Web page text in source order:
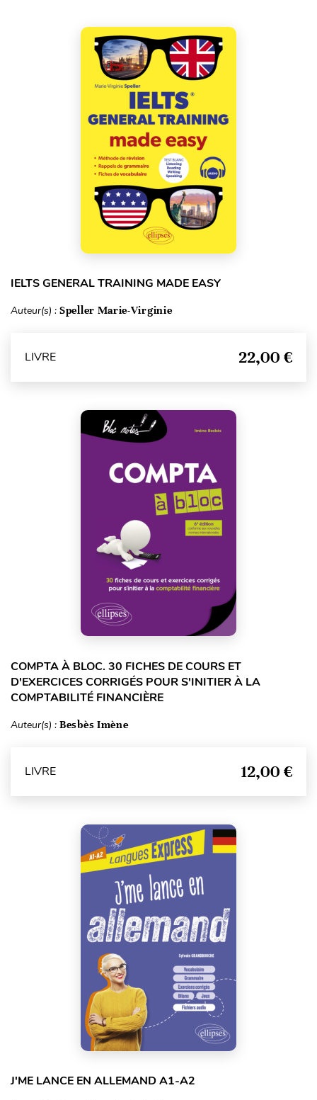
IELTS GENERAL TRAINING MADE EASY
Auteur(s) : Speller Marie-Virginie
LIVRE 22,00 €
COMPTA À BLOC. 30 FICHES DE COURS ET
D'EXERCICES CORRIGÉS POUR S'INITIER À LA
COMPTABILITÉ FINANCIÈRE
Auteur(s) : Besbès Imène
LIVRE 12,00 €
J'ME LANCE EN ALLEMAND A1-A2